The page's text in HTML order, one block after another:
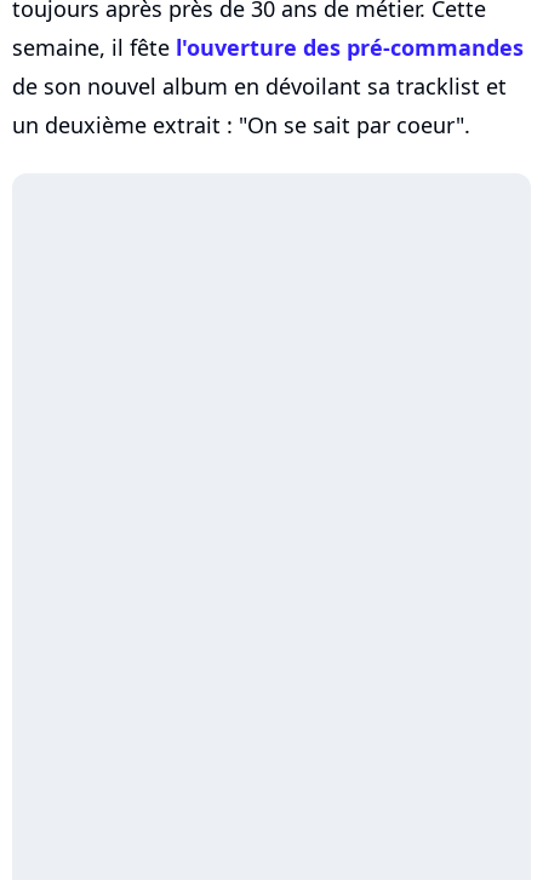
toujours après près de 30 ans de métier. Cette
semaine, il fête l'ouverture des pré-commandes
de son nouvel album en dévoilant sa tracklist et
un deuxième extrait : "On se sait par coeur".